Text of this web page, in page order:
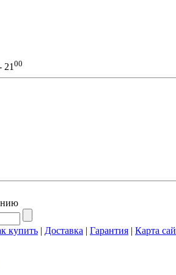
2100
купить | Доставка | Гарантия | Карта